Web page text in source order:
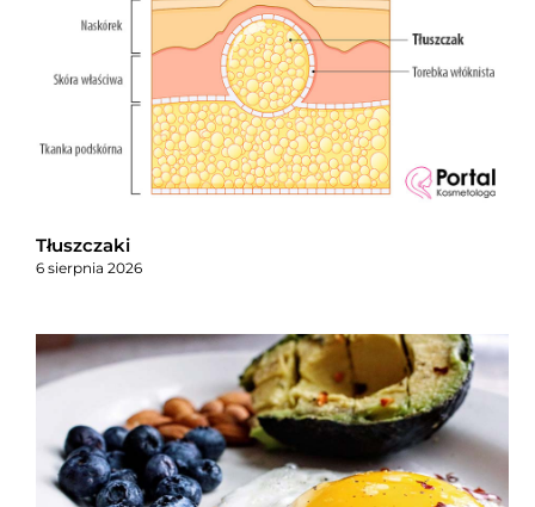
Tłuszczaki
6 sierpnia 2026